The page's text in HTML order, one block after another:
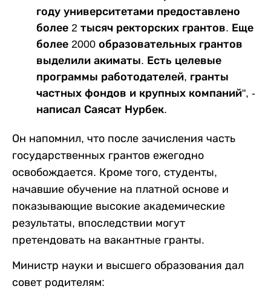
году университетами предоставлено
более 2 тысяч ректорских грантов. Еще
более 2000 образовательных грантов
выделили акиматы. Есть целевые
программы работодателей, гранты
частных фондов и крупных компаний", -
написал Саясат Нурбек.
Он напомнил, что после зачисления часть
государственных грантов ежегодно
освобождается. Кроме того, студенты,
начавшие обучение на платной основе и
показывающие высокие академические
результаты, впоследствии могут
претендовать на вакантные гранты.
Министр науки и высшего образования дал
совет родителям: